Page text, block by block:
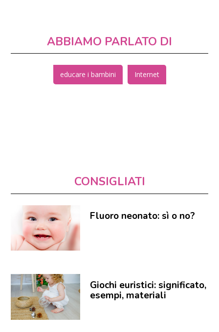
ABBIAMO PARLATO DI
educare i bambini Internet
CONSIGLIATI
Fluoro neonato: sì o no?
Giochi euristici: significato,
esempi, materiali